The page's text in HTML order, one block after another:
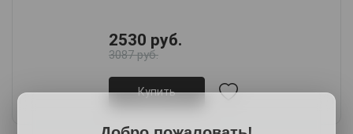
2530 руб.
3087 руб.
Купить